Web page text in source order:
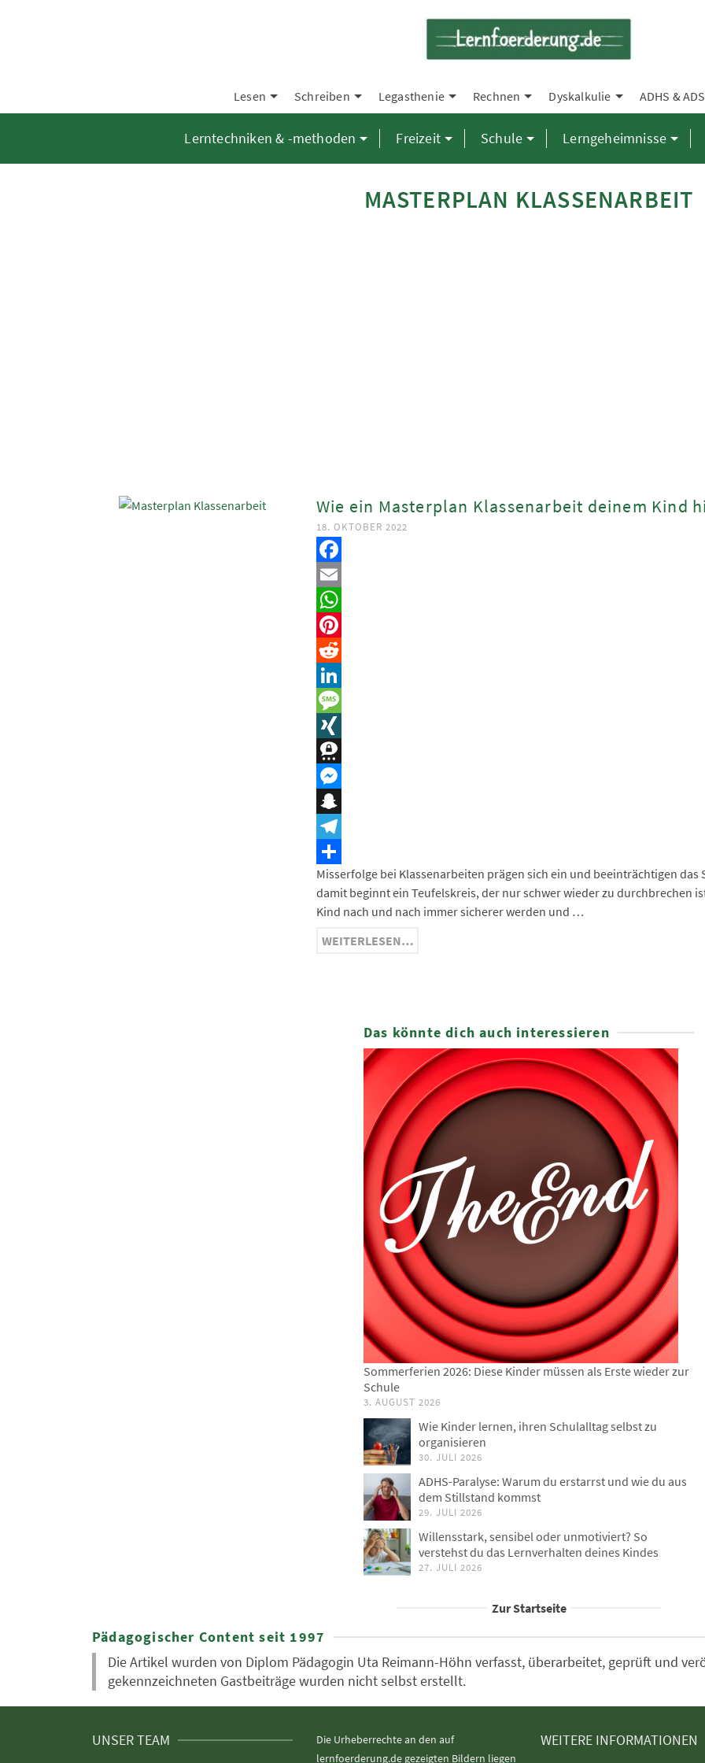
Lesen Schreiben Legasthenie Rechnen Dyskalkulie ADHS & ADS
Lerntechniken & -methoden Freizeit Schule Lerngeheimnisse
MASTERPLAN KLASSENARBEIT
Wie ein Masterplan Klassenarbeit deinem Kind
18. OKTOBER 2022
Facebook
Email
WhatsApp
Pinterest
Reddit
LinkedIn
Message
XING
Threema
Messenger
Snapchat
Telegram
Teilen
Misserfolge bei Klassenarbeiten prägen sich ein und beeinträchtigen
damit beginnt ein Teufelskreis, der nur schwer wieder zu durchbrechen
Kind nach und nach immer sicherer werden und …
WEITERLESEN…
Das könnte dich auch interessieren
Sommerferien 2026: Diese Kinder müssen als Erste wieder zur
Schule
3. AUGUST 2026
Wie Kinder lernen, ihren Schulalltag selbst zu
organisieren
30. JULI 2026
ADHS-Paralyse: Warum du erstarrst und wie du aus
dem Stillstand kommst
29. JULI 2026
Willensstark, sensibel oder unmotiviert? So
verstehst du das Lernverhalten deines Kindes
27. JULI 2026
Zur Startseite
Pädagogischer Content seit 1997
Die Artikel wurden von Diplom Pädagogin Uta Reimann-Höhn verfasst, überarbeitet, geprüft und
gekennzeichneten Gastbeiträge wurden nicht selbst erstellt.
UNSER TEAM
Die Urheberrechte an den auf
lernfoerderung.de gezeigten Bildern liegen
WEITERE INFORMATIONEN